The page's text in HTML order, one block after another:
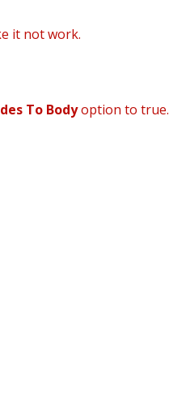
it not work.
To Bodyoption to true.